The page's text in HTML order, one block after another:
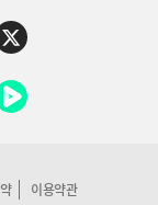
이용약관